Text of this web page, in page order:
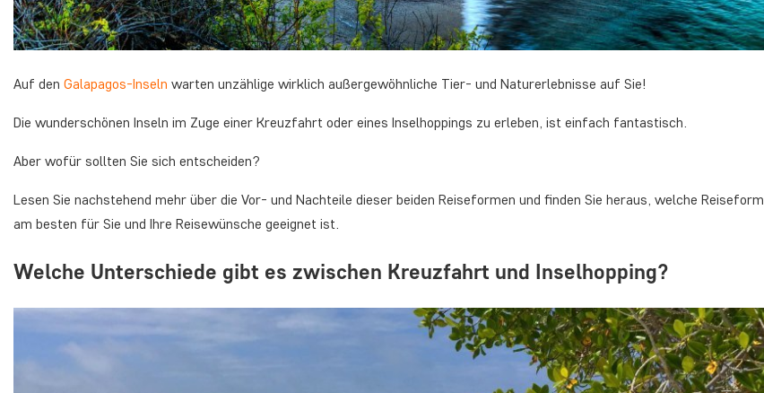
Auf den Galapagos-Inseln warten unzählige wirklich außergewöhnliche Tier- und Naturerlebnisse auf Sie!
Die wunderschönen Inseln im Zuge einer Kreuzfahrt oder eines Inselhoppings zu erleben, ist einfach fantastisch.
Aber wofür sollten Sie sich entscheiden?
Lesen Sie nachstehend mehr über die Vor- und Nachteile dieser beiden Reiseformen und finden Sie heraus, welche Reiseform
am besten für Sie und Ihre Reisewünsche geeignet ist.
Welche Unterschiede gibt es zwischen Kreuzfahrt und Inselhopping?